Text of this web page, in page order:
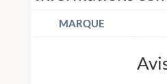
MARQUE